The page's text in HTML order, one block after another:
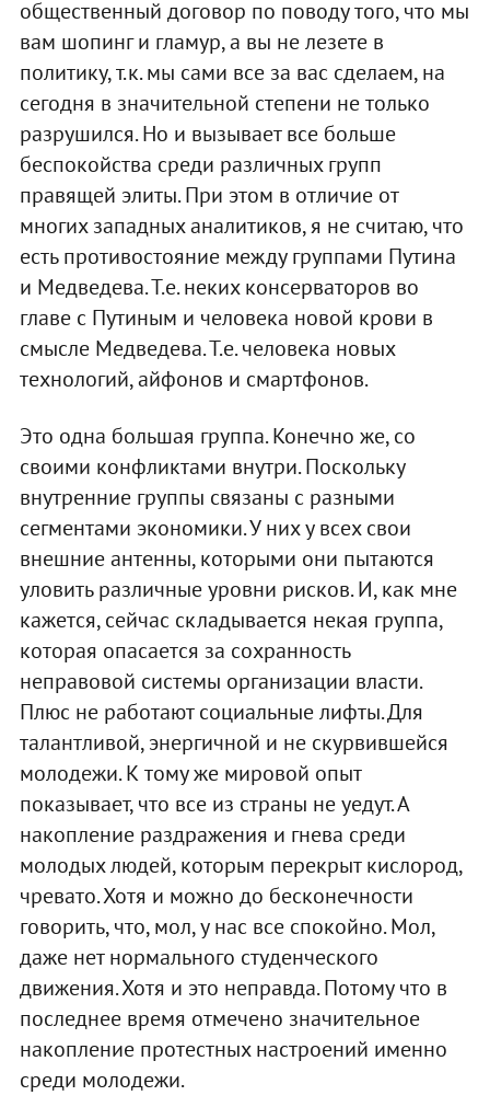
общественный договор по поводу того, что мы
вам шопинг и гламур, а вы не лезете в
политику, т.к. мы сами все за вас сделаем, на
сегодня в значительной степени не только
разрушился. Но и вызывает все больше
беспокойства среди различных групп
правящей элиты. При этом в отличие от
многих западных аналитиков, я не считаю, что
есть противостояние между группами Путина
и Медведева. Т.е. неких консерваторов во
главе с Путиным и человека новой крови в
смысле Медведева. Т.е. человека новых
технологий, айфонов и смартфонов.
Это одна большая группа. Конечно же, со
своими конфликтами внутри. Поскольку
внутренние группы связаны с разными
сегментами экономики. У них у всех свои
внешние антенны, которыми они пытаются
уловить различные уровни рисков. И, как мне
кажется, сейчас складывается некая группа,
которая опасается за сохранность
неправовой системы организации власти.
Плюс не работают социальные лифты. Для
талантливой, энергичной и не скурвившейся
молодежи. К тому же мировой опыт
показывает, что все из страны не уедут. А
накопление раздражения и гнева среди
молодых людей, которым перекрыт кислород,
чревато. Хотя и можно до бесконечности
говорить, что, мол, у нас все спокойно. Мол,
даже нет нормального студенческого
движения. Хотя и это неправда. Потому что в
последнее время отмечено значительное
накопление протестных настроений именно
среди молодежи.